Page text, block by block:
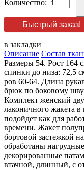
Количество:
Быстрый заказ!
в закладки
Описание Состав
Размеры 54. Рост 164
спинки до низа: 72,5
ров 60-64. Длина
брюк по боковому шву
Комплект женский
лаконичного жакета
подойдет как для
времени. Жакет
бортовой застежкой
обработаны
декорированные
втачной, длинный, с